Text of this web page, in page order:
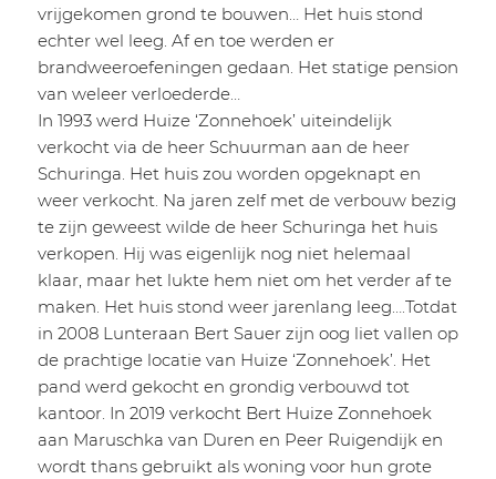
vrijgekomen grond te bouwen… Het huis stond
echter wel leeg. Af en toe werden er
brandweeroefeningen gedaan. Het statige pension
van weleer verloederde…
In 1993 werd Huize ‘Zonnehoek’ uiteindelijk
verkocht via de heer Schuurman aan de heer
Schuringa. Het huis zou worden opgeknapt en
weer verkocht. Na jaren zelf met de verbouw bezig
te zijn geweest wilde de heer Schuringa het huis
verkopen. Hij was eigenlijk nog niet helemaal
klaar, maar het lukte hem niet om het verder af te
maken. Het huis stond weer jarenlang leeg….Totdat
in 2008 Lunteraan Bert Sauer zijn oog liet vallen op
de prachtige locatie van Huize ‘Zonnehoek’. Het
pand werd gekocht en grondig verbouwd tot
kantoor. In 2019 verkocht Bert Huize Zonnehoek
aan Maruschka van Duren en Peer Ruigendijk en
wordt thans gebruikt als woning voor hun grote